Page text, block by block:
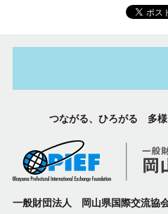
つながる、ひろがる 多様
一般財団法人 岡山県国際交流協